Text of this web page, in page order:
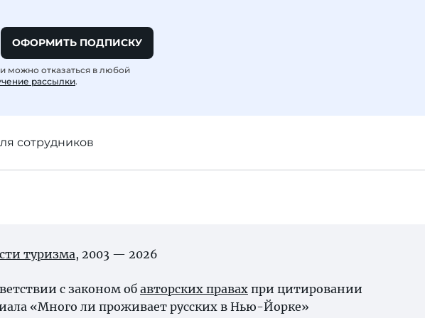
ОФОРМИТЬ ПОДПИСКУ
можно отказаться в любой
рассылки.
сотрудников
туризма, 2003 — 2026
с законом об авторских правах при цитировании
«Много ли проживает русских в Нью-Йорке»